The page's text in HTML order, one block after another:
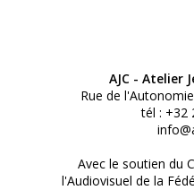
AJC - Atelier
Rue de
tél : +32
Avec le soutien du
l'Audiovisuel de la